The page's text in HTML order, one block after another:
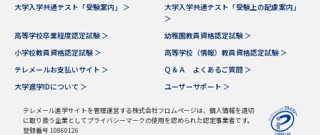
大学入学共通テスト「受験案内」 ＞
大学入学共通テスト「受験上の配慮案内」
＞
高等学校卒業程度認定試験 ＞
幼稚園教員資格認定試験 ＞
小学校教員資格認定試験 ＞
高等学校（情報）教員資格認定試験 ＞
テレメールお支払いサイト ＞
Ｑ＆Ａ よくあるご質問 ＞
大学進学IDについて ＞
ユーザーサポート ＞
テレメール進学サイトを管理運営する株式会社フロムページは、個人情報を適切
に取り扱う企業としてプライバシーマークの使用を認められた認定事業者です。
登録番号 10860126